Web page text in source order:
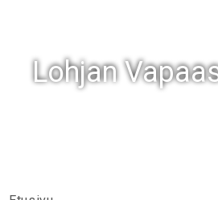
Lohjan